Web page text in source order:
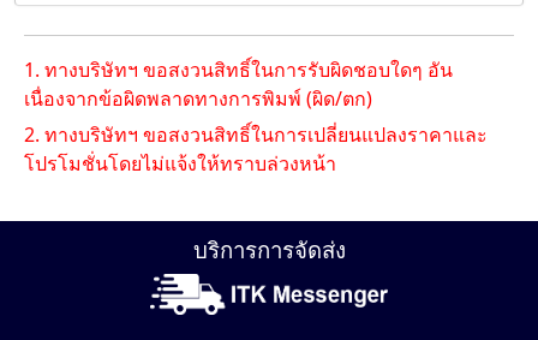
1. ทางบริษัทฯ ขอสงวนสิทธิ์ในการรับผิดชอบใดๆ อัน
เนื่องจากข้อผิดพลาดทางการพิมพ์ (ผิด/ตก)
2. ทางบริษัทฯ ขอสงวนสิทธิ์ในการเปลี่ยนแปลงราคาและ
โปรโมชั่นโดยไม่แจ้งให้ทราบล่วงหน้า
บริการการจัดส่ง